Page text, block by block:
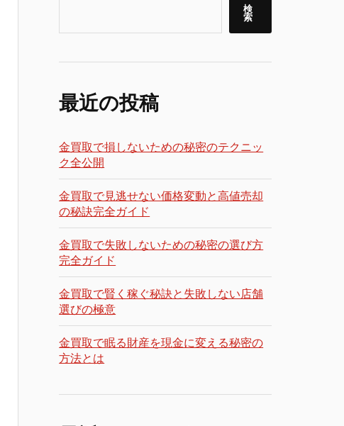
検
索
最近の投稿
金買取で損しないための秘密のテクニッ
ク全公開
金買取で見逃せない価格変動と高値売却
の秘訣完全ガイド
金買取で失敗しないための秘密の選び方
完全ガイド
金買取で賢く稼ぐ秘訣と失敗しない店舗
選びの極意
金買取で眠る財産を現金に変える秘密の
方法とは